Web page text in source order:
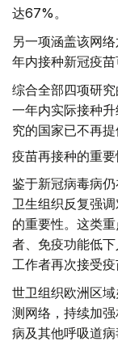
达67%。
另一项涵盖该网
年内接种新冠疫
综合全部四项研
一年内实际接种
究的国家已不再提
疫苗再接种的重要
鉴于新冠病毒病
卫生组织反复强
的重要性。这类
者、免疫功能低
工作者再次接受疫
世卫组织欧洲区
测网络，持续加
病及其他呼吸道